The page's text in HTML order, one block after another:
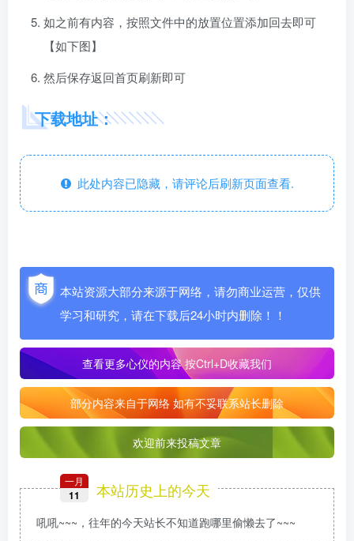
如之前有内容，按照文件中的放置位置添加回去即可
【如下图】
然后保存返回首页刷新即可
下载地址：
此处内容已隐藏，请评论后刷新页面查看.
本站资源大部分来源于网络，请勿商业运营，仅供
学习和研究，请在下载后24小时内删除！！
查看更多心仪的内容按Ctrl+D收藏我们
部分内容来自于网络 如有不妥联系站长删除
欢迎前来投稿文章
一月
11 本站历史上的今天
吼吼~~~，往年的今天站长不知道跑哪里偷懒去了~~~